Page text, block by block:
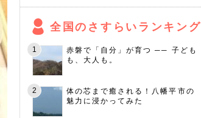
全国のさすらいランキング
赤磐で「自分」が育つ ── 子ども
も、大人も。
体の芯まで癒される！八幡平市の
魅力に浸かってみた